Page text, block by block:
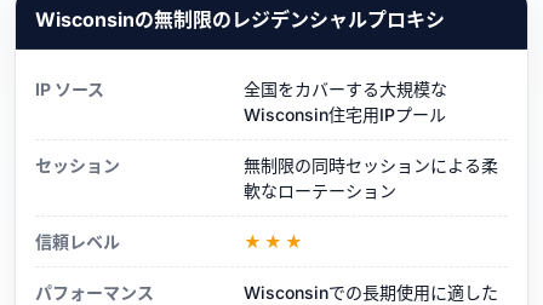
Wisconsinの無制限のレジデンシャルプロキシ
IP ソース
全国をカバーする大規模な
Wisconsin住宅用IPプール
セッション
無制限の同時セッションによる柔
軟なローテーション
信頼レベル ★★★
パフォーマンス
Wisconsinでの長期使用に適した